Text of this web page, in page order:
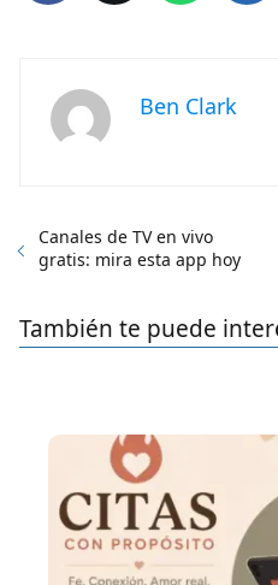
Ben Clark
Canales de TV en vivo
gratis: mira esta app hoy
También te puede